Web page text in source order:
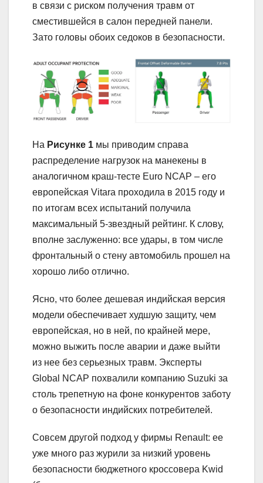
в связи с риском получения травм от
сместившейся в салон передней панели.
Зато головы обоих седоков в безопасности.
На Рисунке 1 мы приводим справа
распределение нагрузок на манекены в
аналогичном краш-тесте Euro NCAP – его
европейская Vitara проходила в 2015 году и
по итогам всех испытаний получила
максимальный 5-звездный рейтинг. К слову,
вполне заслуженно: все удары, в том числе
фронтальный о стену автомобиль прошел на
хорошо либо отлично.
Ясно, что более дешевая индийская версия
модели обеспечивает худшую защиту, чем
европейская, но в ней, по крайней мере,
можно выжить после аварии и даже выйти
из нее без серьезных травм. Эксперты
Global NCAP похвалили компанию Suzuki за
столь трепетную на фоне конкурентов заботу
о безопасности индийских потребителей.
Совсем другой подход у фирмы Renault: ее
уже много раз журили за низкий уровень
безопасности бюджетного кроссовера Kwid